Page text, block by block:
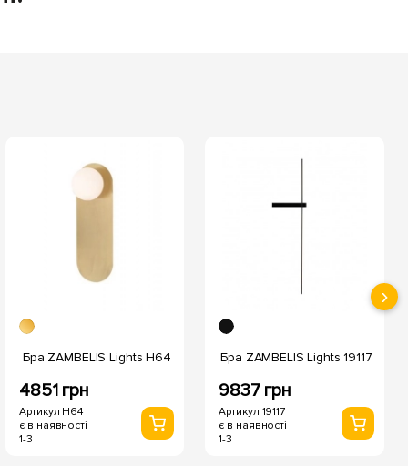
Бра ZAMBELIS Lights H64
4851 грн
Артикул H64
є в наявності
1-3
Бра ZAMBELIS Lights 19117
9837 грн
Артикул 19117
є в наявності
1-3
›